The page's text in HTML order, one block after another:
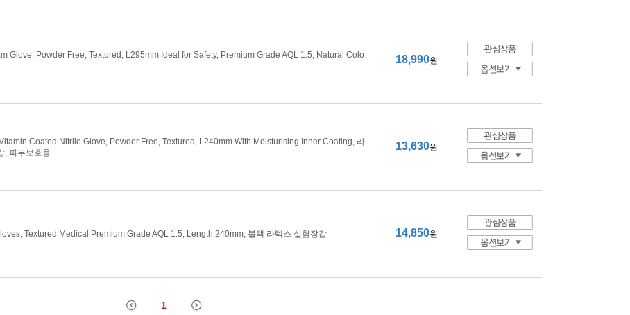
Glove, Powder Free, Textured, L295mm Ideal for Safety, Premium Grade AQL 1.5, Natural Colo
18,990원
Coated Nitrile Glove, Powder Free, Textured, L240mm With Moisturising Inner Coating, 라
, 피부보호용
13,630원
Textured Medical Premium Grade AQL 1.5, Length 240mm, 블랙 라텍스 실험장갑 14,850원
1